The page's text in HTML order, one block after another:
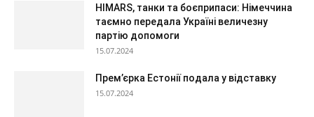
HIMARS, танки та боєприпаси: Німеччина
таємно передала Україні величезну
партію допомоги
15.07.2024
Прем’єрка Естонії подала у відставку
15.07.2024